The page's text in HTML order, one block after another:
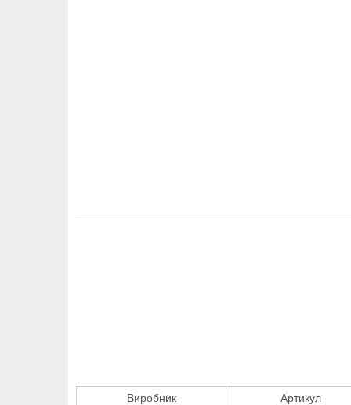
Виробник
Артикул